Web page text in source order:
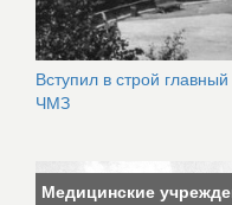
Вступил в строй
ЧМЗ
Медицинские